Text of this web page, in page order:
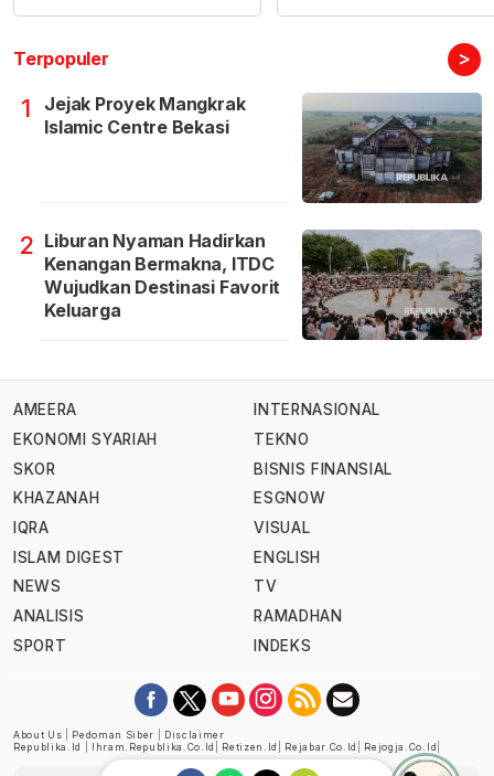
Terpopuler >
1
Jejak Proyek Mangkrak
Islamic Centre Bekasi
2 Liburan Nyaman Hadirkan
Kenangan Bermakna, ITDC
Wujudkan Destinasi Favorit
Keluarga
AMEERA
EKONOMI SYARIAH
SKOR
KHAZANAH
IQRA
ISLAM DIGEST
NEWS
ANALISIS
SPORT
INTERNASIONAL
TEKNO
BISNIS FINANSIAL
ESGNOW
VISUAL
ENGLISH
TV
RAMADHAN
INDEKS
About Us Pedoman Siber
Disclaimer
Republika.id
Ihram.republika.co.id Retizen.id Rejabar.co.id Rejogja.co.id